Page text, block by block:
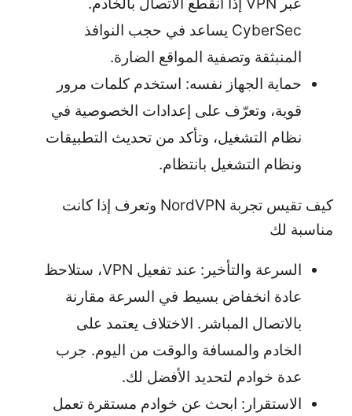
CyberSec يساعد في حجب النوافذ
المنبثقة وتصفية المواقع الضارة.
حماية الجهاز نفسه: استخدم كلمات مرور
قوية، وتعرّف على إعدادات الخصوصية في
نظام التشغيل، وتأكد من تحديث التطبيقات
ونظام التشغيل بانتظام.
كيف تقيس تجربة NordVPN وتعرف إذا كانت
مناسبة لك
السرعة والتأخير: عند تفعيل VPN، ستلاحظ
عادة انخفاض بسيط في السرعة مقارنة
بالاتصال المباشر. الاختلاف يعتمد على
الخادم والمسافة والوقت من اليوم. جرب
عدة خوادم لتحديد الأفضل لك.
الاستقرار: ابحث عن خوادم مستقرة تعمل